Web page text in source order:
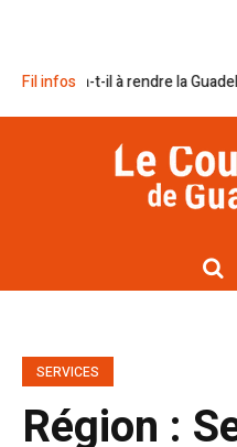
Fil infos
t-il à rendre la Guadeloupe «
SERVICES
Région :